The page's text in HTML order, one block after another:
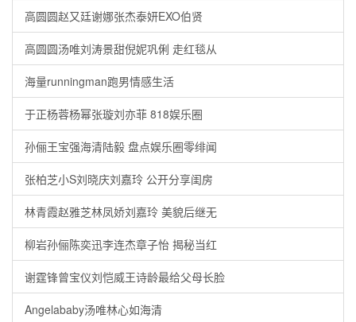
高圆圆赵又廷谢娜张杰泰妍EXO伯贤
高圆圆汤唯刘涛景甜倪妮巩俐 走红毯从
海量runningman跑男情感生活
于正杨蓉杨幂张璇刘亦菲 818娱乐圈
孙俪王宝强海清陆毅 盘点娱乐圈零绯闻
张柏芝小S刘晓庆刘嘉玲 公开分享闺房
林青霞赵雅芝林凤娇刘嘉玲 美貌后继无
柳岩孙俪陈奕迅李连杰章子怡 揭秘当红
谢霆锋曾宝仪刘恺威王诗龄最给父母长脸
Angelababy汤唯林心如海清